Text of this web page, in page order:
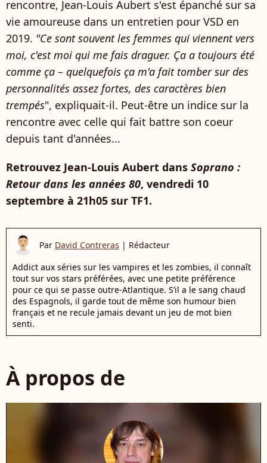
rencontre, Jean-Louis Aubert s'est épanché sur sa
vie amoureuse dans un entretien pour VSD en
2019. "Ce sont souvent les femmes qui viennent vers
moi, c'est moi qui me fais draguer. Ça a toujours été
comme ça – quelquefois ça m'a fait tomber sur des
personnalités assez fortes, des caractères bien
trempés", expliquait-il. Peut-être un indice sur la
rencontre avec celle qui fait battre son coeur
depuis tant d'années...
Retrouvez Jean-Louis Aubert dans Soprano :
Retour dans les années 80, vendredi 10
septembre à 21h05 sur TF1.
Par David Contreras | Rédacteur
Addict aux séries sur les vampires et les zombies, il connaît
tout sur vos stars préférées, avec une petite préférence
pour ce qui se passe outre-Atlantique. S’il a le sang chaud
des Espagnols, il garde tout de même son humour bien
français et ne recule jamais devant un jeu de mot bien
senti.
À propos de